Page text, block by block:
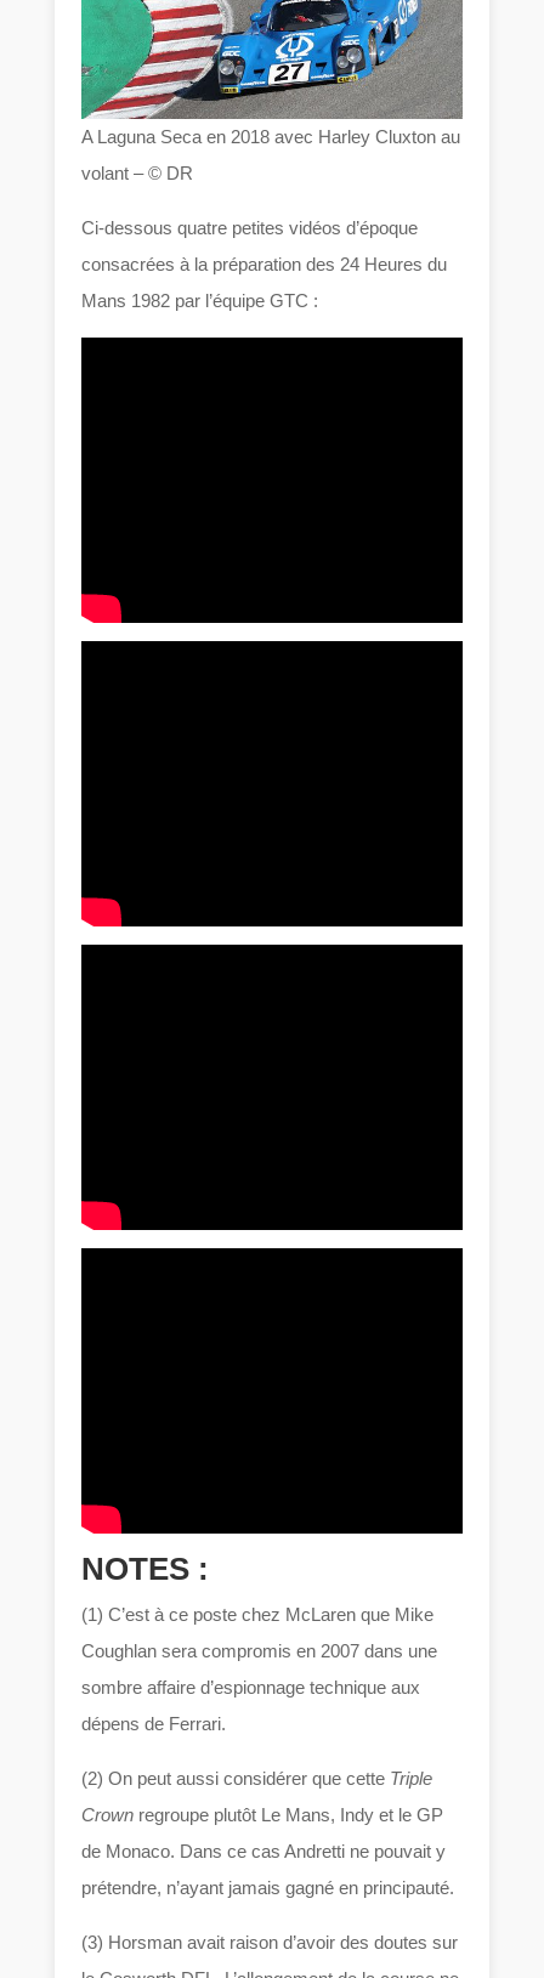
A Laguna Seca en 2018 avec Harley Cluxton au
volant – © DR
Ci-dessous quatre petites vidéos d’époque
consacrées à la préparation des 24 Heures du
Mans 1982 par l’équipe GTC :
NOTES :
(1) C’est à ce poste chez McLaren que Mike
Coughlan sera compromis en 2007 dans une
sombre affaire d’espionnage technique aux
dépens de Ferrari.
(2) On peut aussi considérer que cette Triple
Crown regroupe plutôt Le Mans, Indy et le GP
de Monaco. Dans ce cas Andretti ne pouvait y
prétendre, n’ayant jamais gagné en principauté.
(3) Horsman avait raison d’avoir des doutes sur